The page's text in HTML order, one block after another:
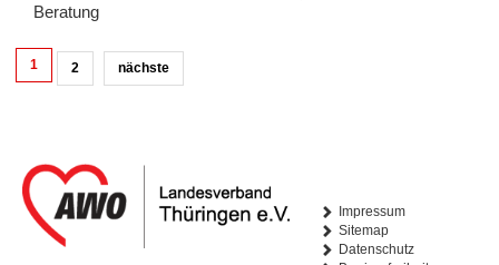
Beratung
1 2 nächste
Impressum
Sitemap
Datenschutz